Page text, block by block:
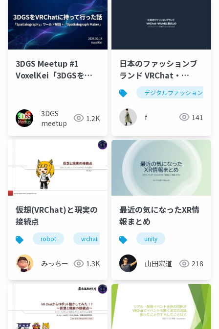
3DGS Meetup #1
VoxelKei「3DGSを
ワールド」
3DGS
meetup
1.2K
日本のファッションブ
ランド VRChat・
VRoid出展まとめ
デジタルファッション
f 141
仮想(VRChat)と現実の
接続点
robot vrchat ファイバリオン
みっちー 1.3K
最近の気になったXR情
報まとめ
unity
山田宏道 218